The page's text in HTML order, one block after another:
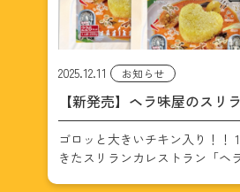
2025.12.2 お知らせ
ヘラ味屋のレトルトカレー
に登場！
ヘラ味屋のレトルトカレーが
登場！ 10年以上福岡で愛されて